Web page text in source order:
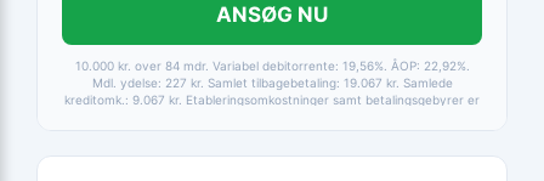
ANSØG NU
10.000 kr. over 84 mdr. Variabel debitorrente: 19,56%. ÅOP: 22,92%.
Mdl. ydelse: 227 kr. Samlet tilbagebetaling: 19.067 kr. Samlede
kreditomk.: 9.067 kr. Etableringsomkostninger samt betalingsgebyrer er